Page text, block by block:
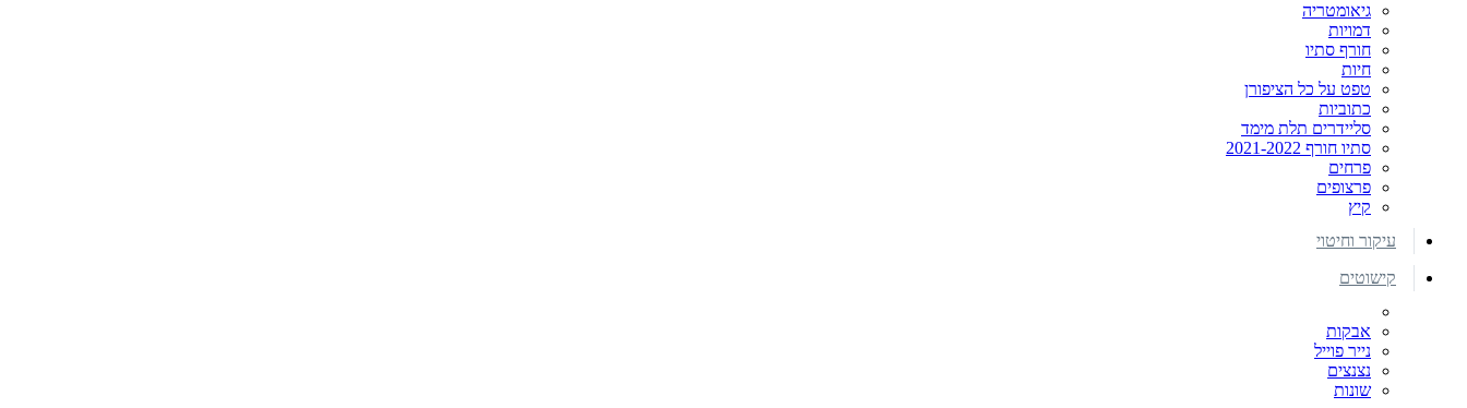
גיאומטריה
דמויות
חורף סתיו
חיות
טפט על כל הציפורן
כתוביות
סליידרים תלת מימד
סתיו חורף 2021-2022
פרחים
פרצופים
קיץ
עיקור וחיטוי
קישוטים
אבקות
נייר פוייל
נצנצים
שונות